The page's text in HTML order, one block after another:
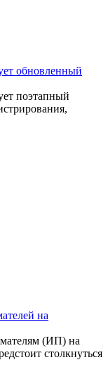
обновленный
поэтапный
на
(ИП) на
столкнуться